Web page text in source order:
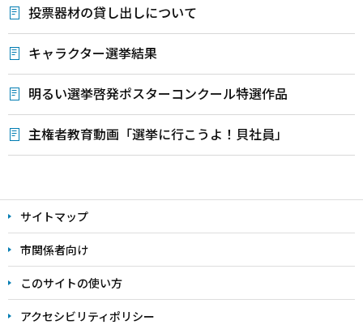
投票器材の貸し出しについて
キャラクター選挙結果
明るい選挙啓発ポスターコンクール特選作品
主権者教育動画「選挙に行こうよ！貝社員」
文
こ
こ
ま
で
サイトマップ
市関係者向け
このサイトの使い方
アクセシビリティポリシー